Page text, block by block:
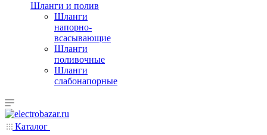
Шланги и полив
Шланги
напорно-
всасывающие
Шланги
поливочные
Шланги
слабонапорные
Каталог